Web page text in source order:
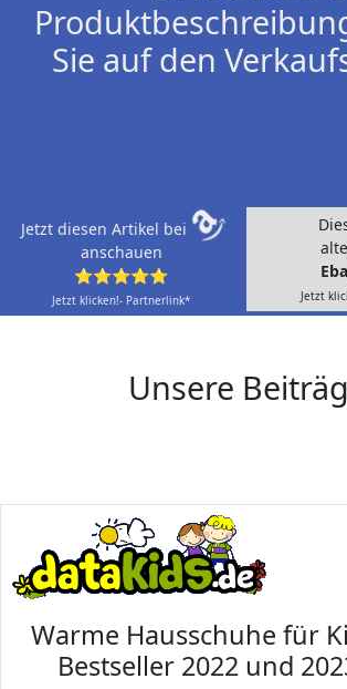
Sie auf den
Jetzt diesen Artikel bei
anschauen
⭐⭐⭐⭐⭐
Jetzt klicken!- Partnerlink* Jetzt
Unsere
Warme Hausschuhe für
Bestseller 2022 und